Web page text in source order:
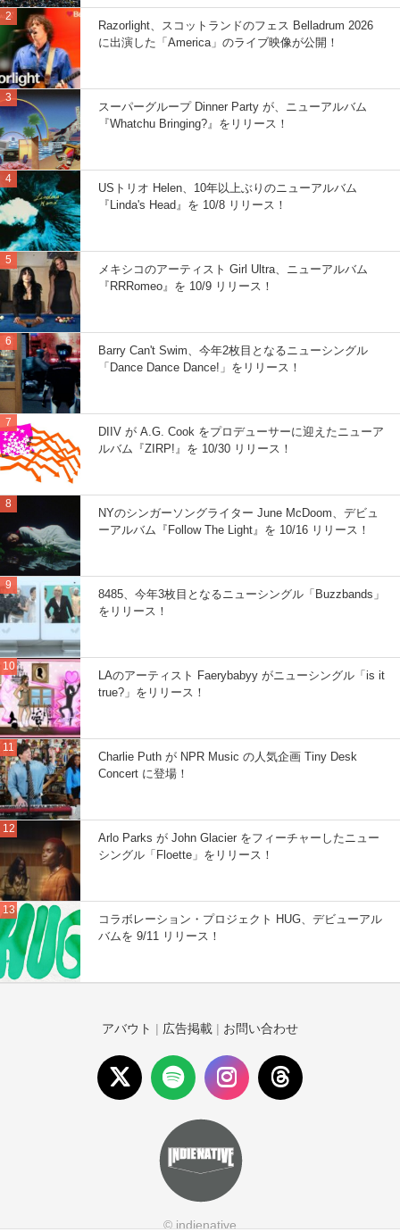
Razorlight、スコットランドのフェス Belladrum 2026
に出演した「America」のライブ映像が公開！
スーパーグループ Dinner Party が、ニューアルバム
『Whatchu Bringing?』をリリース！
USトリオ Helen、10年以上ぶりのニューアルバム
『Linda's Head』を 10/8 リリース！
メキシコのアーティスト Girl Ultra、ニューアルバム
『RRRomeo』を 10/9 リリース！
Barry Can't Swim、今年2枚目となるニューシングル
「Dance Dance Dance!」をリリース！
DIIV が A.G. Cook をプロデューサーに迎えたニューア
ルバム『ZIRP!』を 10/30 リリース！
NYのシンガーソングライター June McDoom、デビュ
ーアルバム『Follow The Light』を 10/16 リリース！
8485、今年3枚目となるニューシングル「Buzzbands」
をリリース！
LAのアーティスト Faerybabyy がニューシングル「is it
true?」をリリース！
Charlie Puth が NPR Music の人気企画 Tiny Desk
Concert に登場！
Arlo Parks が John Glacier をフィーチャーしたニュー
シングル「Floette」をリリース！
コラボレーション・プロジェクト HUG、デビューアル
バムを 9/11 リリース！
アバウト | 広告掲載 | お問い合わせ
© indienative